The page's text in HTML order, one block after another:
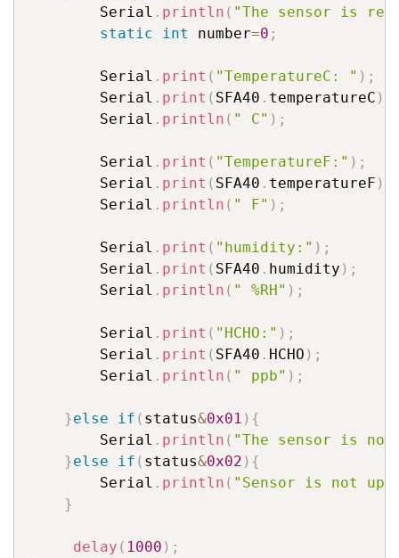
		Serial
. println ( "The sensor is
static
int number=0 ;
		Serial
. print ( "TemperatureC: " ) ;
		Serial
. print ( SFA40 . temperatureC )
		Serial
. println ( " C" ) ;
		Serial
. print ( "TemperatureF:" ) ;
		Serial
. print ( SFA40 . temperatureF )
		Serial
. println ( " F" ) ;
		Serial
. print ( "humidity:" ) ;
		Serial
. print ( SFA40 . humidity ) ;
		Serial
. println ( " %RH" ) ;
		Serial
. print ( "HCHO:" ) ;
		Serial
. print ( SFA40 . HCHO ) ;
		Serial
. println ( " ppb" ) ;
}else if ( status&0x01 ) {
		Serial
. println ( "The sensor is
}else if ( status&0x02 ) {
		Serial
. println ( "Sensor is not
}
delay ( 1000 ) ;